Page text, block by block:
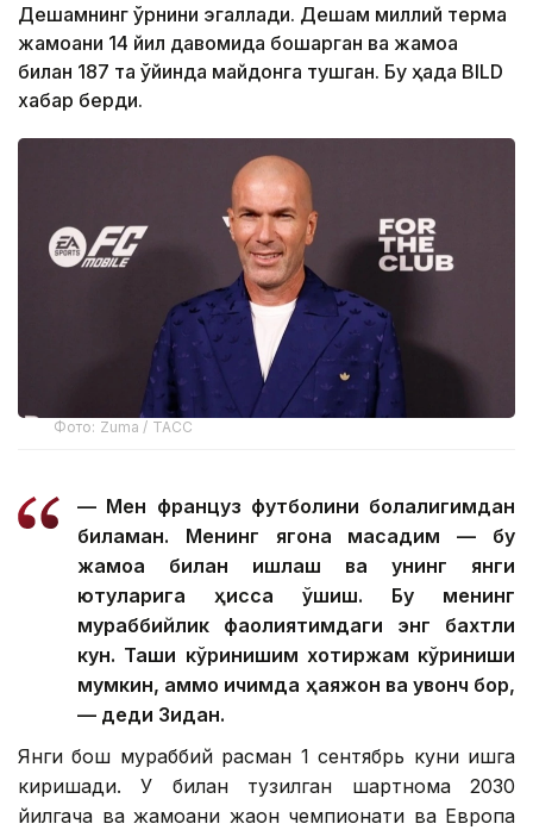
Дешамнинг ўрнини эгаллади. Дешам миллий терма
жамоани 14 йил давомида бошқарган ва жамоа
билан 187 та ўйинда майдонга тушган. Бу ҳақда BILD
хабар берди.
Фото: Zuma / ТАСС
— Мен француз футболини болалигимдан
биламан. Менинг ягона мақсадим — бу
жамоа билан ишлаш ва унинг янги
ютуқларига ҳисса қўшиш. Бу менинг
мураббийлик фаолиятимдаги энг бахтли
кун. Ташқи кўринишим хотиржам кўриниши
мумкин, аммо ичимда ҳаяжон ва қувонч бор,
— деди Зидан.
Янги бош мураббий расман 1 сентябрь куни ишга
киришади. У билан тузилган шартнома 2030
йилгача ва жамоани жаҳон чемпионати ва Европа